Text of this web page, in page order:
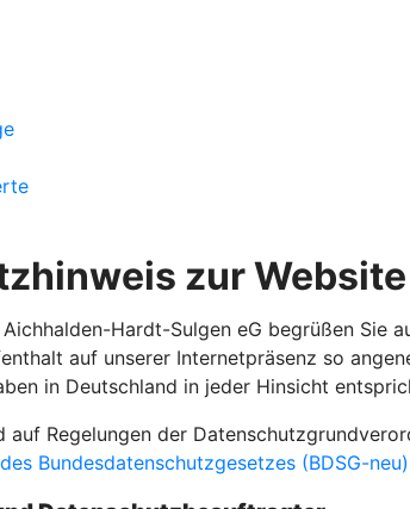
zur Website
Hardt-Sulgen eG begrüßen Sie
auf unserer Internetpräsenz so
in Deutschland in jeder Hinsicht
Regelungen der
Bundesdatenschutzgesetzes (BDSG-